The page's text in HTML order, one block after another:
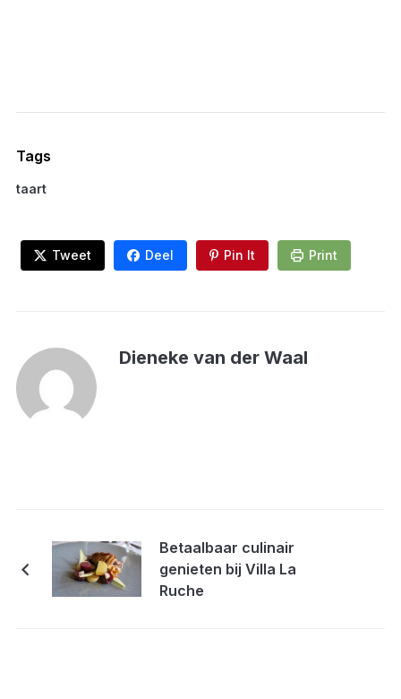
Tags
taart
Tweet Deel Pin It Print
Dieneke van der Waal
Betaalbaar culinair
genieten bij Villa La
Ruche